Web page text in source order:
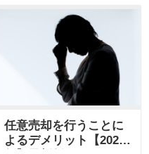
任意売却を行うことに
よるデメリット【2026